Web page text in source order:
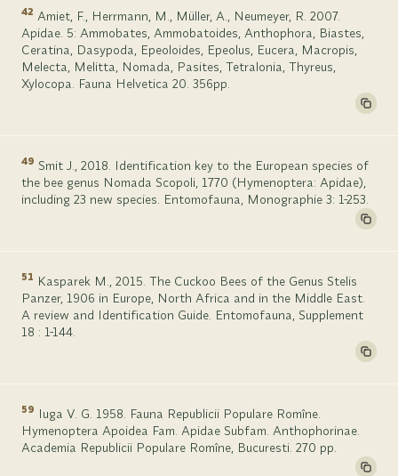
42 Amiet, F., Herrmann, M., Müller, A., Neumeyer, R. 2007.
Apidae. 5: Ammobates, Ammobatoides, Anthophora, Biastes,
Ceratina, Dasypoda, Epeoloides, Epeolus, Eucera, Macropis,
Melecta, Melitta, Nomada, Pasites, Tetralonia, Thyreus,
Xylocopa. Fauna Helvetica 20. 356pp.
49 Smit J., 2018. Identification key to the European species of
the bee genus Nomada Scopoli, 1770 (Hymenoptera: Apidae),
including 23 new species. Entomofauna, Monographie 3: 1-253.
51 Kasparek M., 2015. The Cuckoo Bees of the Genus Stelis
Panzer, 1906 in Europe, North Africa and in the Middle East.
A review and Identification Guide. Entomofauna, Supplement
18 : 1-144.
59 Iuga V. G. 1958. Fauna Republicii Populare Romîne.
Hymenoptera Apoidea Fam. Apidae Subfam. Anthophorinae.
Academia Republicii Populare Romîne, Bucuresti. 270 pp.